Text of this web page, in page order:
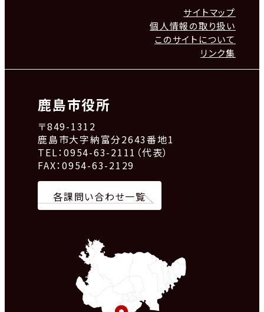
サイトマップ
個人情報の取り扱い
このサイトについて
リンク集
鹿島市役所
〒849-1312
鹿島市大字納富分2643番地1
TEL：0954-63-2111（代表）
FAX：0954-63-2129
各課問い合わせ一覧